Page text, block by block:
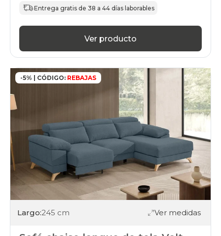
Entrega gratis de 38 a 44 días laborables
Ver producto
-5% | CÓDIGO: REBAJAS
Largo:245 cm Ver medidas